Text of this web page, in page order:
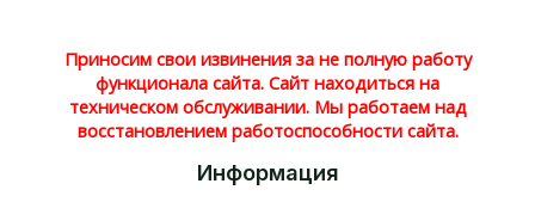
Приносим свои извинения за не полную работу
функционала сайта. Сайт находиться на
техническом обслуживании. Мы работаем над
восстановлением работоспособности сайта.
Информация